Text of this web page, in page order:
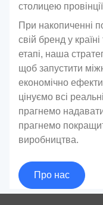
столицею
При накопиченні
свій бренд у
етапі, наша
щоб запустити
економічно
цінуємо всі
прагнемо
прагнемо
виробництва.
Про нас